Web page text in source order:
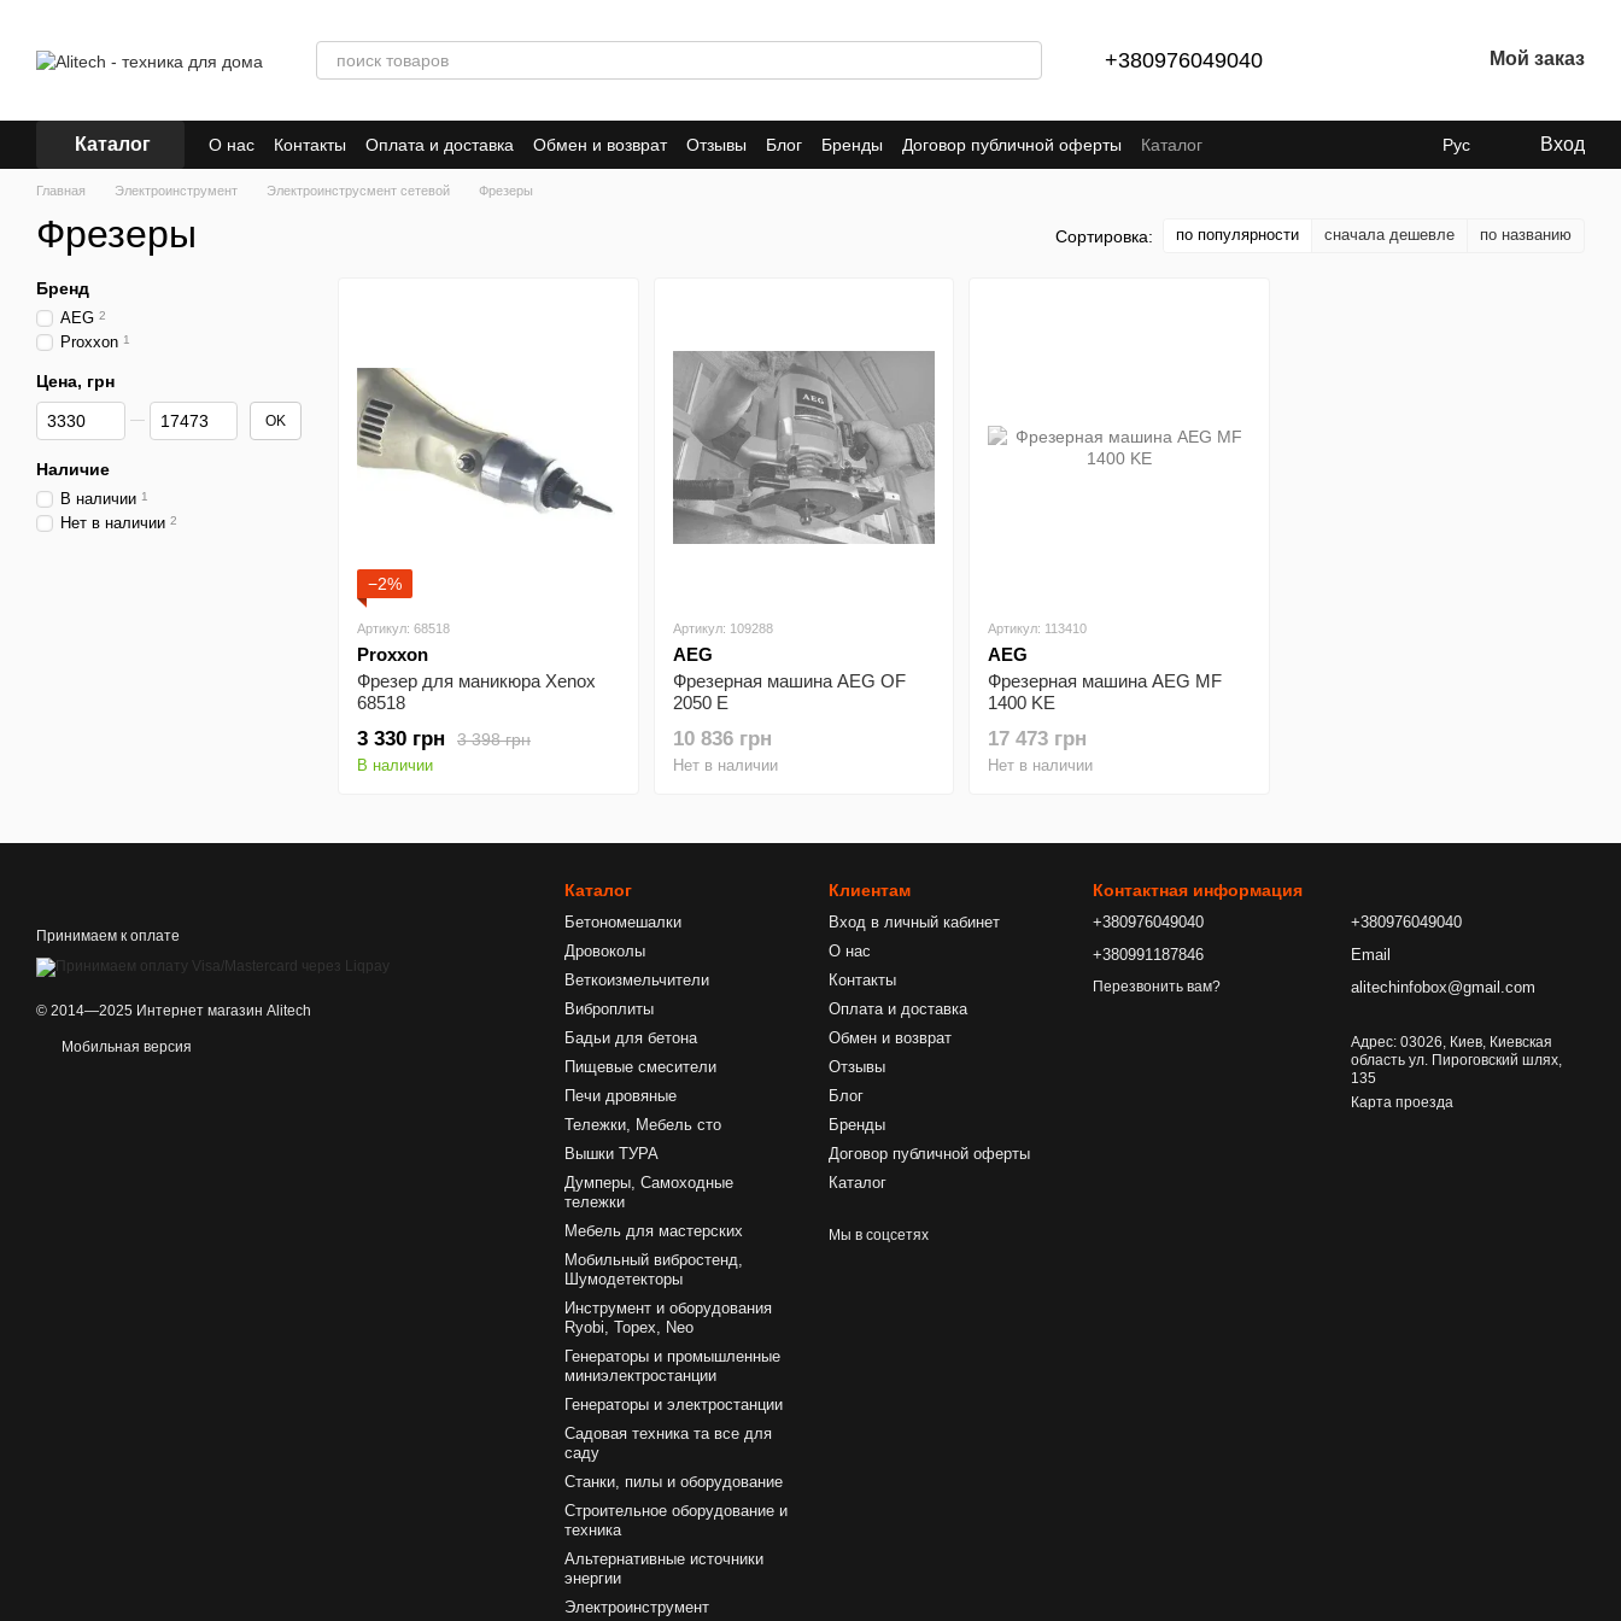
+380976049040 Мой заказ
Каталог О нас Контакты Оплата и доставка Обмен и возврат Отзывы Блог Бренды Договор публичной оферты Каталог Рус Вход
Главная Электроинструмент Электроинструсмент сетевой Фрезеры
Фрезеры Сортировка: по популярности сначала дешевле по названию
−2%
Артикул: 68518
Proxxon
Фрезер для маникюра Xenox
68518
3 398 грн
3 330 грн
В наличии
Артикул: 109288
AEG
Фрезерная машина AEG OF
2050 E
10 836 грн
Нет в наличии
Артикул: 113410
AEG
Фрезерная машина AEG MF
1400 KE
17 473 грн
Нет в наличии
Бренд
AEG 2
Proxxon 1
Цена, грн
От Цена, грн
До Цена, грн OK
Наличие
В наличии 1
Нет в наличии 2
Принимаем к оплате
© 2014—2025 Интернет магазин Alitech
Мобильная версия
Каталог
Бетономешалки
Дровоколы
Веткоизмельчители
Виброплиты
Бадьи для бетона
Пищевые смесители
Печи дровяные
Тележки, Мебель сто
Вышки ТУРА
Думперы, Самоходные
тележки
Мебель для мастерских
Мобильный вибростенд,
Шумодетекторы
Инструмент и оборудования
Ryobi, Topex, Neo
Генераторы и промышленные
миниэлектростанции
Генераторы и электростанции
Садовая техника та все для
саду
Станки, пилы и оборудование
Строительное оборудование и
техника
Альтернативные источники
энергии
Электроинструмент
Клиентам
Вход в личный кабинет
О нас
Контакты
Оплата и доставка
Обмен и возврат
Отзывы
Блог
Бренды
Договор публичной оферты
Каталог
Мы в соцсетях
Контактная информация
+380976049040
+380991187846
Перезвонить вам?
+380976049040
Email
alitechinfobox@gmail.com
Адрес: 03026, Киев, Киевская
область ул. Пироговский шлях,
135
Карта проезда